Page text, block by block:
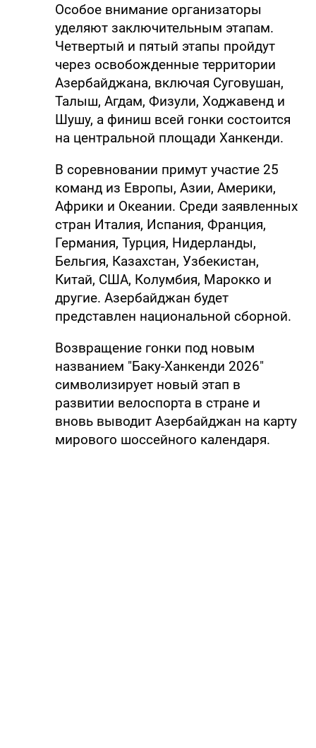
Особое внимание организаторы
уделяют заключительным этапам.
Четвертый и пятый этапы пройдут
через освобожденные территории
Азербайджана, включая Суговушан,
Талыш, Агдам, Физули, Ходжавенд и
Шушу, а финиш всей гонки состоится
на центральной площади Ханкенди.
В соревновании примут участие 25
команд из Европы, Азии, Америки,
Африки и Океании. Среди заявленных
стран Италия, Испания, Франция,
Германия, Турция, Нидерланды,
Бельгия, Казахстан, Узбекистан,
Китай, США, Колумбия, Марокко и
другие. Азербайджан будет
представлен национальной сборной.
Возвращение гонки под новым
названием "Баку-Ханкенди 2026"
символизирует новый этап в
развитии велоспорта в стране и
вновь выводит Азербайджан на карту
мирового шоссейного календаря.